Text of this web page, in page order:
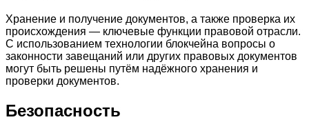
Хранение и получение документов, а также проверка их
происхождения — ключевые функции правовой отрасли.
С использованием технологии блокчейна вопросы о
законности завещаний или других правовых документов
могут быть решены путём надёжного хранения и
проверки документов.
Безопасность